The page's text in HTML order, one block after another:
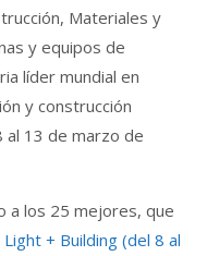
Materiales y
y equipos de
líder mundial en
y construcción
al 13 de marzo de
a los 25 mejores, que
Light + Building (del 8 al